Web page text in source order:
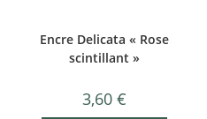
Encre Delicata « Rose
scintillant »
3,60€